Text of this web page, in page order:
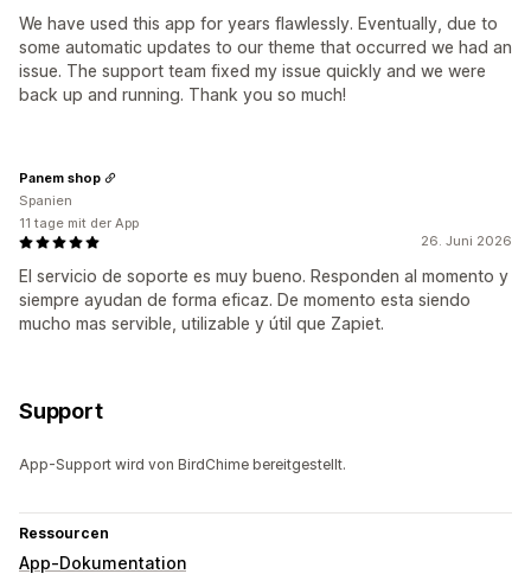
We have used this app for years flawlessly. Eventually, due to
some automatic updates to our theme that occurred we had an
issue. The support team fixed my issue quickly and we were
back up and running. Thank you so much!
26. Juni 2026
El servicio de soporte es muy bueno. Responden al momento y
siempre ayudan de forma eficaz. De momento esta siendo
mucho mas servible, utilizable y útil que Zapiet.
Panem shop
Spanien
11 tage mit der App
Support
App-Support wird von BirdChime bereitgestellt.
Ressourcen
App-Dokumentation